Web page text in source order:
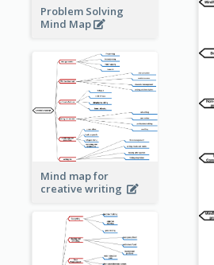
Problem Solving
Mind Map
Mind map for
creative writing